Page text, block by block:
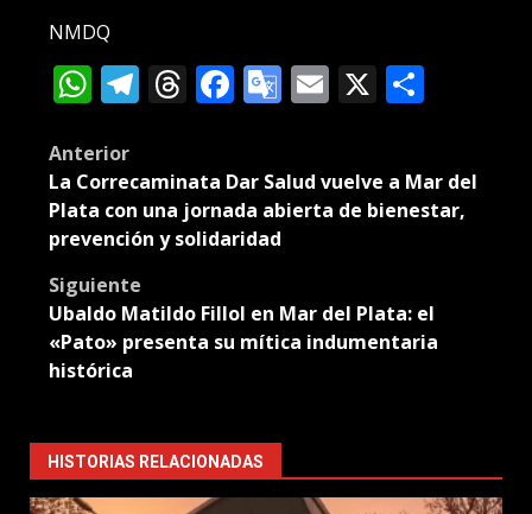
NMDQ
WhatsApp
Telegram
Threads
Facebook
Google
Email
X
Post
navigation
Anterior
La Correcaminata Dar Salud vuelve a Mar del
Plata con una jornada abierta de bienestar,
prevención y solidaridad
Siguiente
Ubaldo Matildo Fillol en Mar del Plata: el
«Pato» presenta su mítica indumentaria
histórica
HISTORIAS RELACIONADAS